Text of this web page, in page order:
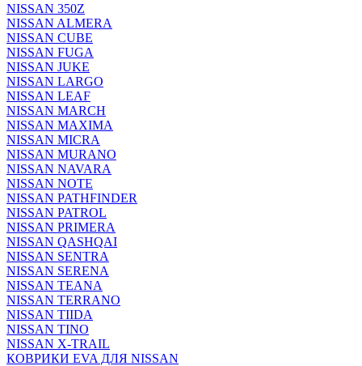
NISSAN 350Z
NISSAN ALMERA
NISSAN CUBE
NISSAN FUGA
NISSAN JUKE
NISSAN LARGO
NISSAN LEAF
NISSAN MARCH
NISSAN MAXIMA
NISSAN MICRA
NISSAN MURANO
NISSAN NAVARA
NISSAN NOTE
NISSAN PATHFINDER
NISSAN PATROL
NISSAN PRIMERA
NISSAN QASHQAI
NISSAN SENTRA
NISSAN SERENA
NISSAN TEANA
NISSAN TERRANO
NISSAN TIIDA
NISSAN TINO
NISSAN X-TRAIL
КОВРИКИ EVA ДЛЯ NISSAN